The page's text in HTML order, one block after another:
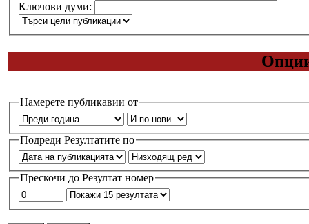
Ключови думи:
Намерете публикавии от
Подреди Резултатите по
Прескочи до Резултат номер